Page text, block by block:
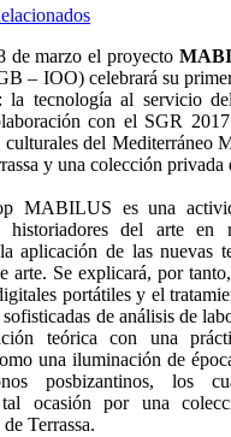
de marzo el proyecto
– IOO) celebrará su
tecnología al servicio
con el SGR
culturales del Mediterráneo
y una colección privada
MABILUS es una
del arte en
aplicación de las nuevas
arte. Se explicará, por
portátiles y el
sofisticadas de análisis de
teórica con una
una iluminación de
posbizantinos, los
ocasión por una
Terrassa.